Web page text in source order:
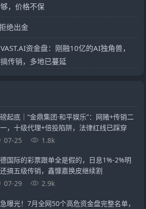
，价格不保
绝出金
资金盘：刚融10亿的AI独角兽，
传销，多地已蔓延
起底｜“金鼎集团·和平娱乐”：网赌+传销二
，十级代理+倍投陷阱，法律红线已踩穿
07-25
1.8k
国际的彩票跟单全是假的，日息1%-2%明
搞五级传销，鑫慷嘉换皮继续割
07-29
2.9k
曝光！7月全网50个高危资金盘完整名单，